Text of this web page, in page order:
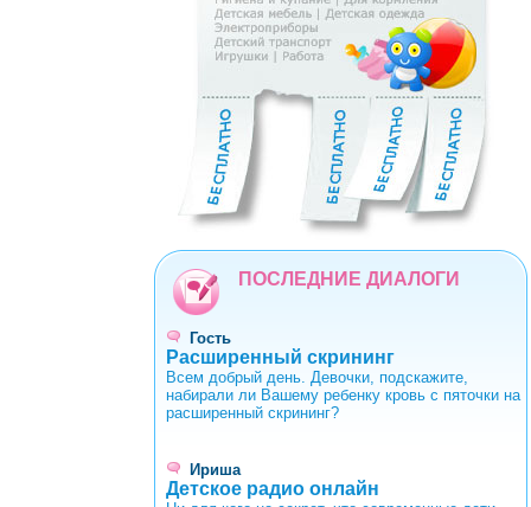
0123456789
ПОСЛЕДНИЕ ДИАЛОГИ
Гость
Расширенный скрининг
Всем добрый день. Девочки, подскажите,
набирали ли Вашему ребенку кровь с пяточки на
расширенный скрининг?
Ириша
Детское радио онлайн